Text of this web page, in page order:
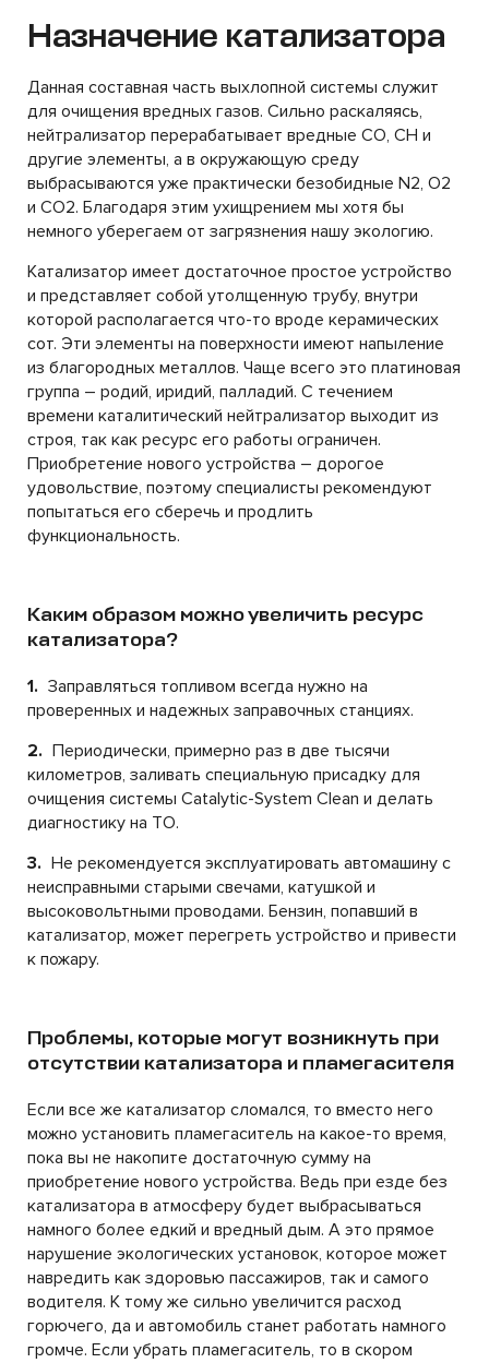
Назначение катализатора
Данная составная часть выхлопной системы служит
для очищения вредных газов. Сильно раскаляясь,
нейтрализатор перерабатывает вредные CO, CH и
другие элементы, а в окружающую среду
выбрасываются уже практически безобидные N2, O2
и CO2. Благодаря этим ухищрением мы хотя бы
немного уберегаем от загрязнения нашу экологию.
Катализатор имеет достаточное простое устройство
и представляет собой утолщенную трубу, внутри
которой располагается что-то вроде керамических
сот. Эти элементы на поверхности имеют напыление
из благородных металлов. Чаще всего это платиновая
группа – родий, иридий, палладий. С течением
времени каталитический нейтрализатор выходит из
строя, так как ресурс его работы ограничен.
Приобретение нового устройства – дорогое
удовольствие, поэтому специалисты рекомендуют
попытаться его сберечь и продлить
функциональность.
Каким образом можно увеличить ресурс
катализатора?
1. Заправляться топливом всегда нужно на
проверенных и надежных заправочных станциях.
2. Периодически, примерно раз в две тысячи
километров, заливать специальную присадку для
очищения системы Catalytic-System Clean и делать
диагностику на ТО.
3. Не рекомендуется эксплуатировать автомашину с
неисправными старыми свечами, катушкой и
высоковольтными проводами. Бензин, попавший в
катализатор, может перегреть устройство и привести
к пожару.
Проблемы, которые могут возникнуть при
отсутствии катализатора и пламегасителя
Если все же катализатор сломался, то вместо него
можно установить пламегаситель на какое-то время,
пока вы не накопите достаточную сумму на
приобретение нового устройства. Ведь при езде без
катализатора в атмосферу будет выбрасываться
намного более едкий и вредный дым. А это прямое
нарушение экологических установок, которое может
навредить как здоровью пассажиров, так и самого
водителя. К тому же сильно увеличится расход
горючего, да и автомобиль станет работать намного
громче. Если убрать пламегаситель, то в скором